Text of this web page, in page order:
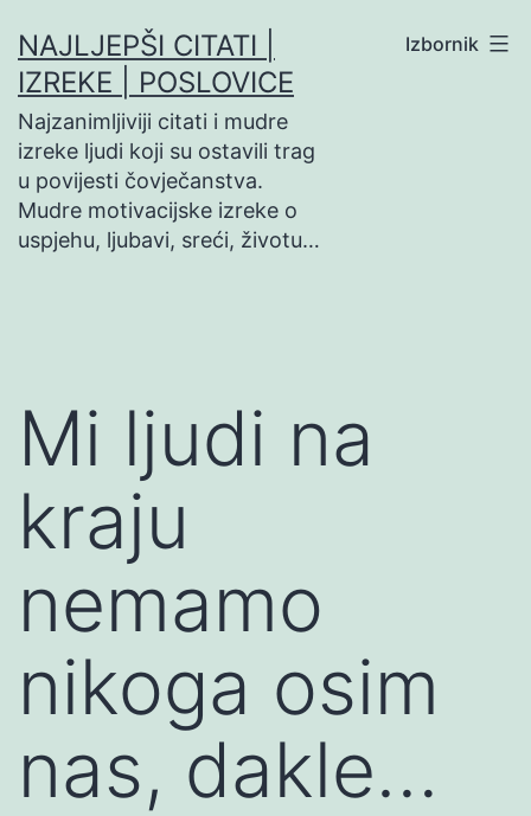
na
sadržaj
NAJLJEPŠI CITATI |
IZREKE | POSLOVICE
Najzanimljiviji citati i mudre
izreke ljudi koji su ostavili trag
u povijesti čovječanstva.
Mudre motivacijske izreke o
uspjehu, ljubavi, sreći, životu…
Izbornik
Mi ljudi na
kraju
nemamo
nikoga osim
nas, dakle…